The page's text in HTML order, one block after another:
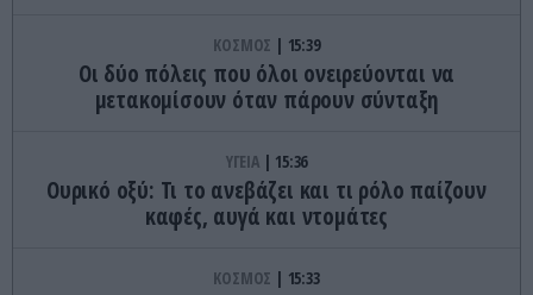
ΚΟΣΜΟΣ 15:39
Οι δύο πόλεις που όλοι ονειρεύονται να
μετακομίσουν όταν πάρουν σύνταξη
ΥΓΕΙΑ 15:36
Ουρικό οξύ: Τι το ανεβάζει και τι ρόλο παίζουν
καφές, αυγά και ντομάτες
ΚΟΣΜΟΣ 15:33